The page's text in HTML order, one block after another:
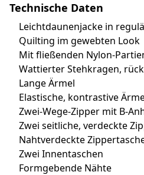
Technische Daten
Leichtdaunenjacke in
Quilting im gewebten Look
Mit fließenden Nylon-
Wattierter Stehkragen,
Lange Ärmel
Elastische, kontrastive
Zwei-Wege-Zipper mit B-
Zwei seitliche, verdeckte
Nahtverdeckte
Zwei Innentaschen
Formgebende Nähte